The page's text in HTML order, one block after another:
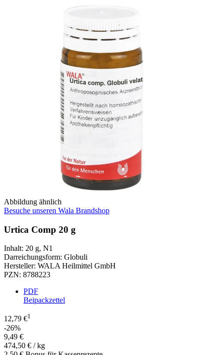
Abbildung ähnlich
Besuche unseren Wala Brandshop
Urtica Comp 20 g
Inhalt: 20 g, N1
Darreichungsform: Globuli
Hersteller: WALA Heilmittel GmbH
PZN: 8788223
PDF
Beipackzettel
12,79 €1
-26%
9,49 €
474,50 € / kg